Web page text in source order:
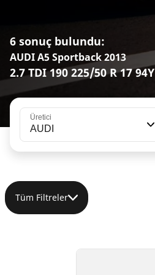
6 sonuç bulundu:
AUDI A5 Sportback 2013
2.7 TDI 190 225/50 R 17 94Y
Üretici
AUDI
Tüm Filtreler